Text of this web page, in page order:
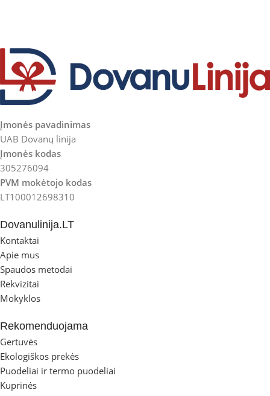
Įmonės pavadinimas
UAB Dovanų linija
Įmonės kodas
305276094
PVM mokėtojo kodas
LT100012698310
Dovanulinija.LT
Kontaktai
Apie mus
Spaudos metodai
Rekvizitai
Mokyklos
Rekomenduojama
Gertuvės
Ekologiškos prekės
Puodeliai ir termo puodeliai
Kuprinės